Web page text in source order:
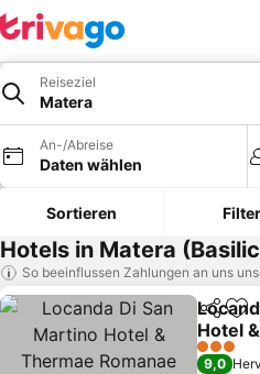
Reiseziel
Matera
An-/Abreise
Daten wählen
Sortieren
Hotels in Matera
So beeinflussen Zahlungen an uns
TeilenZu
Hotel
Preise
3 Sterne
9,0